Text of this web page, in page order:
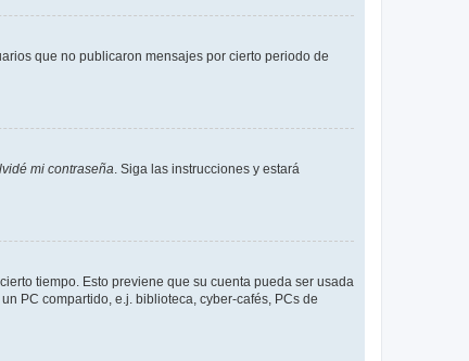
que no publicaron mensajes por cierto periodo de
mi contraseña. Siga las instrucciones y estará
tiempo. Esto previene que su cuenta pueda ser usada
PC compartido, e.j. biblioteca, cyber-cafés, PCs de